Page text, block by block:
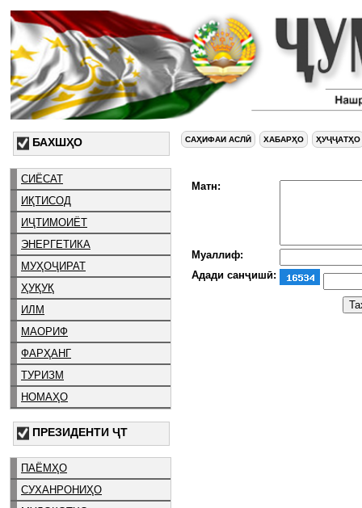
БАХШҲО
СИЁСАТ
ИҚТИСОД
ИҶТИМОИЁТ
ЭНЕРГЕТИКА
МУҲОҶИРАТ
ҲУҚУҚ
ИЛМ
МАОРИФ
ФАРҲАНГ
ТУРИЗМ
НОМАҲО
ПРЕЗИДЕНТИ ҶТ
ПАЁМҲО
СУХАНРОНИҲО
САҲИФАИ АСЛӢ ХАБАРҲО ҲУҶҶАТҲО
Матн:
Муаллиф:
Адади санҷишӣ: